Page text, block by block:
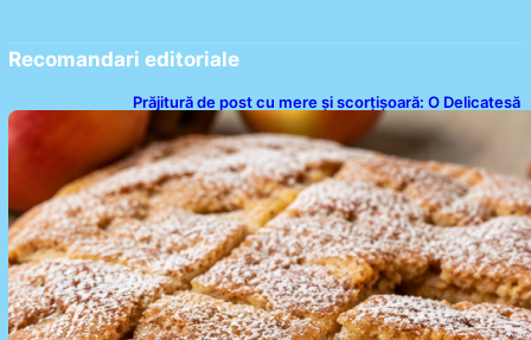
Recomandari editoriale
Prăjitură de post cu mere și scorțișoară: O Delicatesă
Dulce pentru Postul Adormirii Maicii Domnului